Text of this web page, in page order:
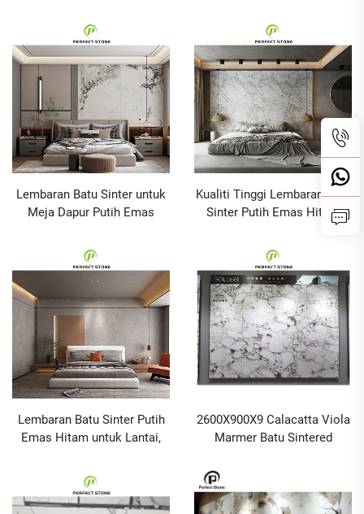
dan Meja Dapur
Dinding, Meja Mandi dan
Batu Sinter Buatan
Lembaran Batu Sinter untuk
Meja Dapur Putih Emas
Dinding
Kualiti Tinggi Lembaran Batu
Sinter Putih Emas Hitam
Dinding, Meja Mandi dan
Batu Sinter Buatan
Lembaran Batu Sinter Putih
Emas Hitam untuk Lantai,
Dapur
2600X900X9 Calacatta Viola
Marmer Batu Sintered